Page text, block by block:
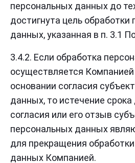
персональных данных до
достигнута цель обработки
данных, указанная в п. 3.1
3.4.2. Если обработка
осуществляется
основании согласия
данных, то истечение срока
согласия или его отзыв
персональных данных
для прекращения
данных Компанией.